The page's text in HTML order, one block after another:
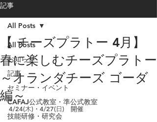
記事
All Posts
お知らせ
記事
セミナー・イベント
CAFAJ公式教室・準公式教室
技能研修・研究会
All Posts
【 チーズプラトー 4月】
春に楽しむチーズプラトー
～オランダチーズ ゴーダ
編～
4/24(木) ・ 4/27(日) 開催